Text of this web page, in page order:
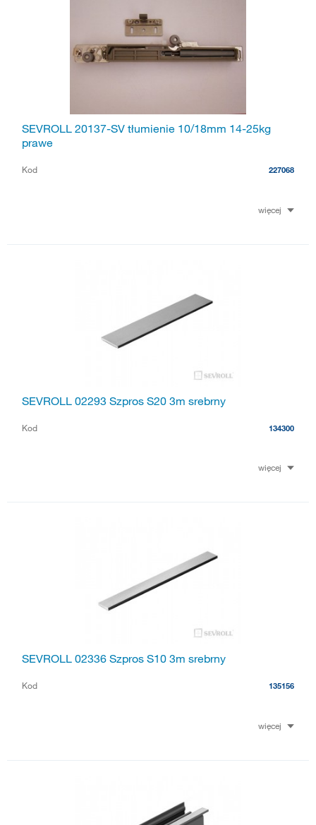
SEVROLL 20137-SV tłumienie 10/18mm 14-25kg
prawe
Kod 227068
więcej
SEVROLL 02293 Szpros S20 3m srebrny
Kod 134300
więcej
SEVROLL 02336 Szpros S10 3m srebrny
Kod 135156
więcej